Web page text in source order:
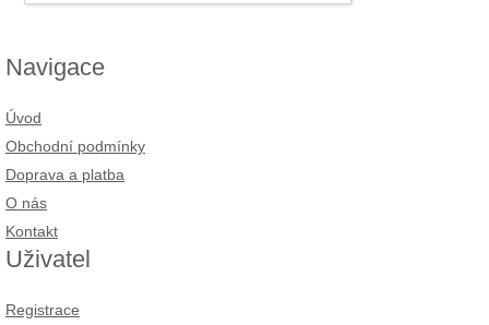
Navigace
Úvod
Obchodní podmínky
Doprava a platba
O nás
Kontakt
Uživatel
Registrace